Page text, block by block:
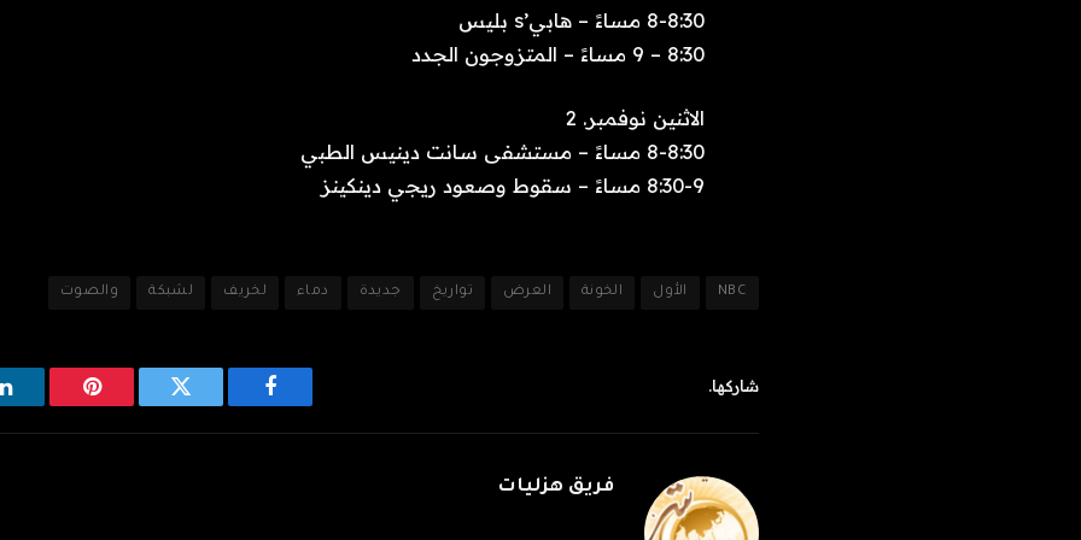
8-8:30 مساءً – هابي’s بليس
8:30 – 9 مساءً – المتزوجون الجدد
الاثنين نوفمبر. 2
8-8:30 مساءً – مستشفى سانت دينيس الطبي
8:30-9 مساءً – سقوط وصعود ريجي دينكينز
NBC الأول الخونة العرض تواريخ جديدة دماء لخريف لشبكة والصوت
شاركها.
فيسبوك تويتر بينتيريست
فريق هزليات